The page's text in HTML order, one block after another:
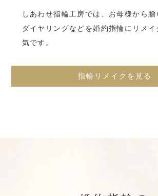
しあわせ指輪工房では、 お母様から贈
ダイヤリングなどを婚約指輪にリメイ
気です。
指輪リメイクを見る